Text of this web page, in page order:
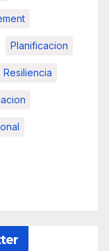
Planificacion
Resiliencia